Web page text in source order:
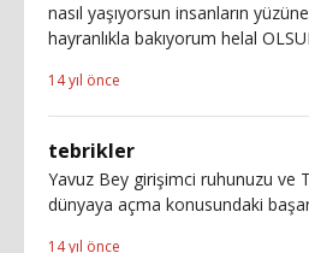
nasıl yaşıyorsun insanların
hayranlıkla bakıyorum helal
14 yıl önce
tebrikler
Yavuz Bey girişimci ruhunuzu ve
dünyaya açma konusundaki
14 yıl önce